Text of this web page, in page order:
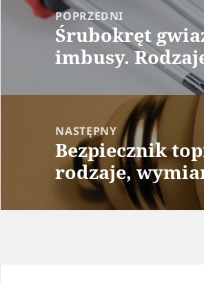
wpisu
POPRZEDNI
Poprzedni
wpis:
Śrubokręt
imbusy.
NASTĘPNY
Następny
wpis:
Bezpiecznik
rodzaje,